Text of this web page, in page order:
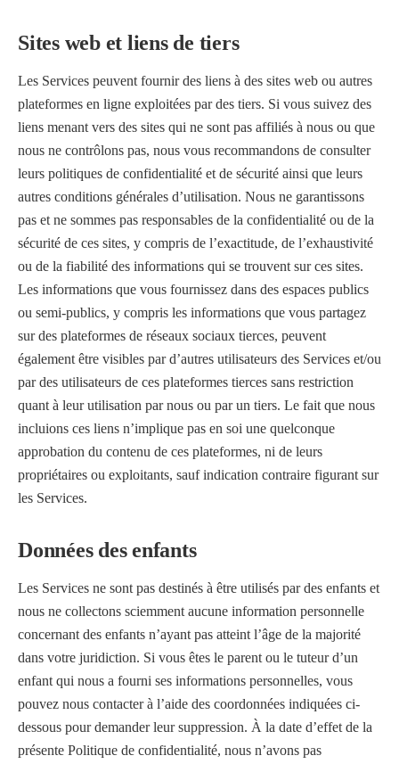
Sites web et liens de tiers
Les Services peuvent fournir des liens à des sites web ou autres
plateformes en ligne exploitées par des tiers. Si vous suivez des
liens menant vers des sites qui ne sont pas affiliés à nous ou que
nous ne contrôlons pas, nous vous recommandons de consulter
leurs politiques de confidentialité et de sécurité ainsi que leurs
autres conditions générales d’utilisation. Nous ne garantissons
pas et ne sommes pas responsables de la confidentialité ou de la
sécurité de ces sites, y compris de l’exactitude, de l’exhaustivité
ou de la fiabilité des informations qui se trouvent sur ces sites.
Les informations que vous fournissez dans des espaces publics
ou semi-publics, y compris les informations que vous partagez
sur des plateformes de réseaux sociaux tierces, peuvent
également être visibles par d’autres utilisateurs des Services et/ou
par des utilisateurs de ces plateformes tierces sans restriction
quant à leur utilisation par nous ou par un tiers. Le fait que nous
incluions ces liens n’implique pas en soi une quelconque
approbation du contenu de ces plateformes, ni de leurs
propriétaires ou exploitants, sauf indication contraire figurant sur
les Services.
Données des enfants
Les Services ne sont pas destinés à être utilisés par des enfants et
nous ne collectons sciemment aucune information personnelle
concernant des enfants n’ayant pas atteint l’âge de la majorité
dans votre juridiction. Si vous êtes le parent ou le tuteur d’un
enfant qui nous a fourni ses informations personnelles, vous
pouvez nous contacter à l’aide des coordonnées indiquées ci-
dessous pour demander leur suppression. À la date d’effet de la
présente Politique de confidentialité, nous n’avons pas